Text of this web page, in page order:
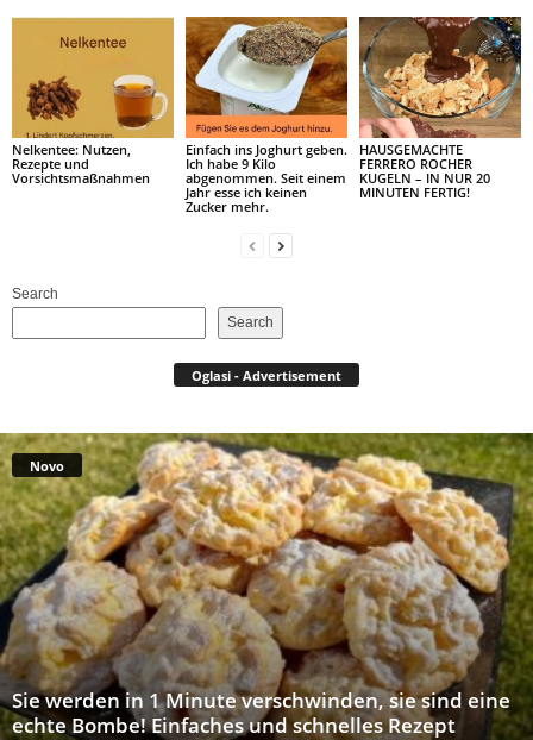
Nelkentee: Nutzen,
Rezepte und
Vorsichtsmaßnahmen
Einfach ins Joghurt geben.
Ich habe 9 Kilo
abgenommen. Seit einem
Jahr esse ich keinen
Zucker mehr.
HAUSGEMACHTE
FERRERO ROCHER
KUGELN – IN NUR 20
MINUTEN FERTIG!
Search
Search
Oglasi - Advertisement
Novo
Sie werden in 1 Minute verschwinden, sie sind eine
echte Bombe! Einfaches und schnelles Rezept